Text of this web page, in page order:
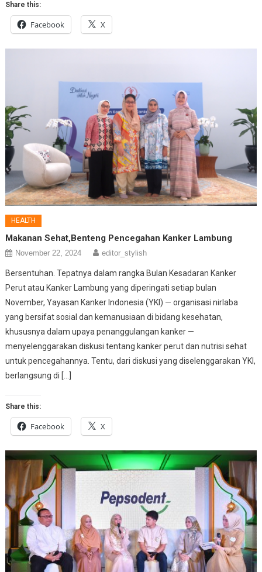
Share this:
Facebook X
HEALTH
Makanan Sehat,Benteng Pencegahan Kanker Lambung
November 22, 2024 editor_stylish
Bersentuhan. Tepatnya dalam rangka Bulan Kesadaran Kanker
Perut atau Kanker Lambung yang diperingati setiap bulan
November, Yayasan Kanker Indonesia (YKI) — organisasi nirlaba
yang bersifat sosial dan kemanusiaan di bidang kesehatan,
khususnya dalam upaya penanggulangan kanker —
menyelenggarakan diskusi tentang kanker perut dan nutrisi sehat
untuk pencegahannya. Tentu, dari diskusi yang diselenggarakan YKI,
berlangsung di […]
Share this:
Facebook X